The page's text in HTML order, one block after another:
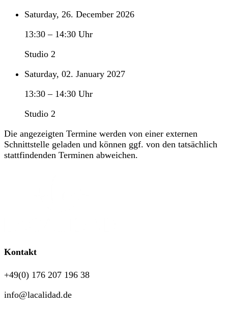
Saturday, 26. December 2026
13:30 – 14:30 Uhr
Studio 2
Saturday, 02. January 2027
13:30 – 14:30 Uhr
Studio 2
Die angezeigten Termine werden von einer externen
Schnittstelle geladen und können ggf. von den tatsächlich
stattfindenden Terminen abweichen.
Kontakt
+49(0) 176 207 196 38
info@lacalidad.de